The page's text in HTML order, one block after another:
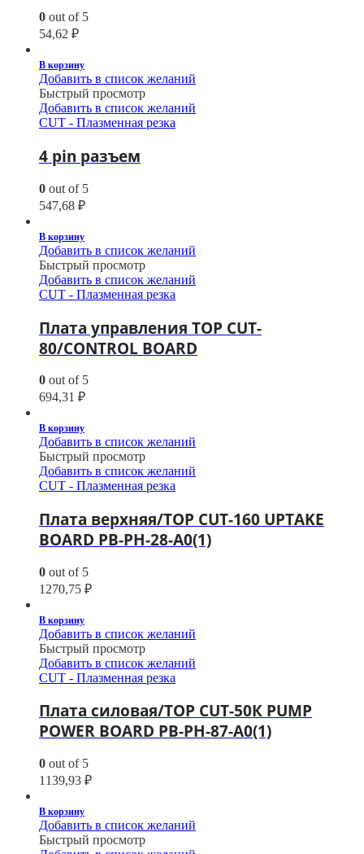
0 out of 5
54,62 ₽
В корзину
Добавить в список желаний
Быстрый просмотр
Добавить в список желаний
CUT - Плазменная резка
4 pin разъем
0 out of 5
547,68 ₽
В корзину
Добавить в список желаний
Быстрый просмотр
Добавить в список желаний
CUT - Плазменная резка
Плата управления TOP CUT-
80/CONTROL BOARD
0 out of 5
694,31 ₽
В корзину
Добавить в список желаний
Быстрый просмотр
Добавить в список желаний
CUT - Плазменная резка
Плата верхняя/TOP CUT-160 UPTAKE
BOARD PB-PH-28-A0(1)
0 out of 5
1270,75 ₽
В корзину
Добавить в список желаний
Быстрый просмотр
Добавить в список желаний
CUT - Плазменная резка
Плата силовая/TOP CUT-50К PUMP
POWER BOARD PB-PH-87-A0(1)
0 out of 5
1139,93 ₽
В корзину
Добавить в список желаний
Быстрый просмотр